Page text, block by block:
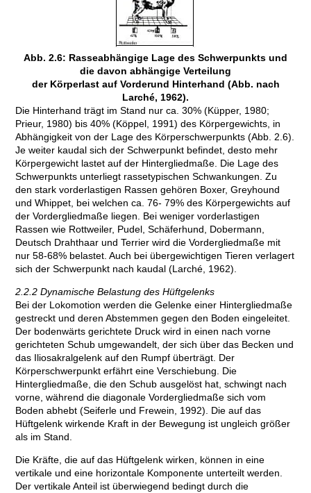
Abb. 2.6: Rasseabhängige Lage des Schwerpunkts und
die davon abhängige Verteilung
der Körperlast auf Vorderund Hinterhand (Abb. nach
Larché, 1962).
Die Hinterhand trägt im Stand nur ca. 30% (Küpper, 1980;
Prieur, 1980) bis 40% (Köppel, 1991) des Körpergewichts, in
Abhängigkeit von der Lage des Körperschwerpunkts (Abb. 2.6).
Je weiter kaudal sich der Schwerpunkt befindet, desto mehr
Körpergewicht lastet auf der Hintergliedmaße. Die Lage des
Schwerpunkts unterliegt rassetypischen Schwankungen. Zu
den stark vorderlastigen Rassen gehören Boxer, Greyhound
und Whippet, bei welchen ca. 76- 79% des Körpergewichts auf
der Vordergliedmaße liegen. Bei weniger vorderlastigen
Rassen wie Rottweiler, Pudel, Schäferhund, Dobermann,
Deutsch Drahthaar und Terrier wird die Vordergliedmaße mit
nur 58-68% belastet. Auch bei übergewichtigen Tieren verlagert
sich der Schwerpunkt nach kaudal (Larché, 1962).
2.2.2 Dynamische Belastung des Hüftgelenks
Bei der Lokomotion werden die Gelenke einer Hintergliedmaße
gestreckt und deren Abstemmen gegen den Boden eingeleitet.
Der bodenwärts gerichtete Druck wird in einen nach vorne
gerichteten Schub umgewandelt, der sich über das Becken und
das Iliosakralgelenk auf den Rumpf überträgt. Der
Körperschwerpunkt erfährt eine Verschiebung. Die
Hintergliedmaße, die den Schub ausgelöst hat, schwingt nach
vorne, während die diagonale Vordergliedmaße sich vom
Boden abhebt (Seiferle und Frewein, 1992). Die auf das
Hüftgelenk wirkende Kraft in der Bewegung ist ungleich größer
als im Stand.
Die Kräfte, die auf das Hüftgelenk wirken, können in eine
vertikale und eine horizontale Komponente unterteilt werden.
Der vertikale Anteil ist überwiegend bedingt durch die